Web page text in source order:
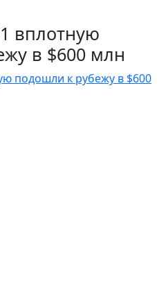
вплотную
в $600 млн
подошли к рубежу в $600